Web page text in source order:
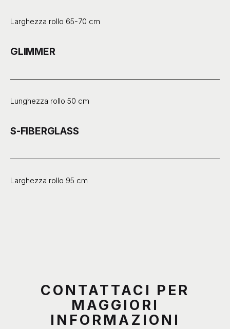
Larghezza rollo 65-70 cm
GLIMMER
Lunghezza rollo 50 cm
S-FIBERGLASS
Larghezza rollo 95 cm
CONTATTACI PER
MAGGIORI
INFORMAZIONI